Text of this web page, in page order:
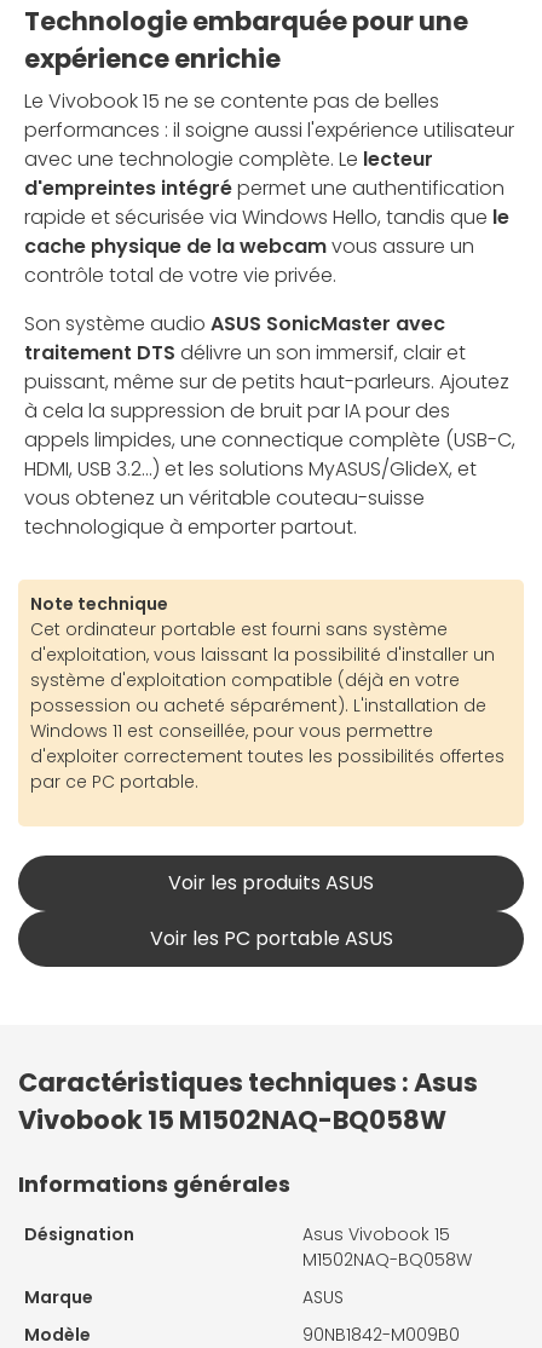
Technologie embarquée pour une
expérience enrichie
Le Vivobook 15 ne se contente pas de belles
performances : il soigne aussi l'expérience utilisateur
avec une technologie complète. Le lecteur
d'empreintes intégrépermet une authentification
rapide et sécurisée via Windows Hello, tandis que le
cache physique de la webcamvous assure un
contrôle total de votre vie privée.
Son système audio ASUS SonicMaster avec
traitement DTS délivre un son immersif, clair et
puissant, même sur de petits haut-parleurs. Ajoutez
à cela la suppression de bruit par IA pour des
appels limpides, une connectique complète (USB-C,
HDMI, USB 3.2...) et les solutions MyASUS/GlideX, et
vous obtenez un véritable couteau-suisse
technologique à emporter partout.
Note technique
Cet ordinateur portable est fourni sans système
d'exploitation, vous laissant la possibilité d'installer un
système d'exploitation compatible (déjà en votre
possession ou acheté séparément). L'installation de
Windows 11 est conseillée, pour vous permettre
d'exploiter correctement toutes les possibilités offertes
par ce PC portable.
Voir les produits ASUS
Voir les PC portable ASUS
Caractéristiques techniques : Asus
Vivobook 15 M1502NAQ-BQ058W
Informations générales
Désignation
Asus Vivobook 15
M1502NAQ-BQ058W
Marque
ASUS
Modèle
90NB1842-M009B0